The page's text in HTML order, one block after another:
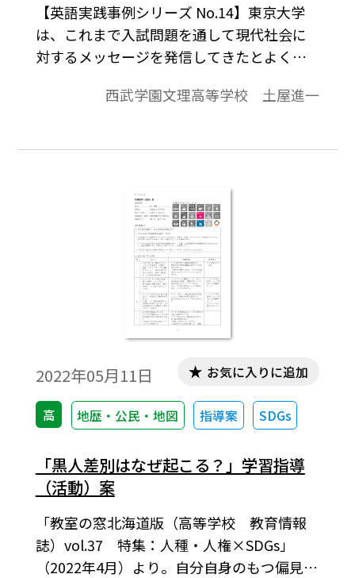
【英語実践事例シリーズ No.14】東京大学
は、これまで入試問題を通して現代社会に
対するメッセージを発信してきたとよく言
た、生徒への指導を通して東大の問題がい
識することが度々あった。本稿では、東大
考察してみたい。
西武学園文理高等学校 土屋進一
2022年05月11日
高 地歴・公民・地図 指導案 SDGs
お気に入りに追加
「黒人差別はなぜ起こる？」学習指導
（活動）案
「教室の窓北海道版（高等学校 教育情報
誌）vol.37 特集：人種・人権×SDGs」
（2022年4月）より。自分自身のもつ偏見や